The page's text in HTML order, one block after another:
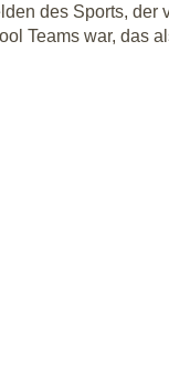
des Sports, der
Teams war, das